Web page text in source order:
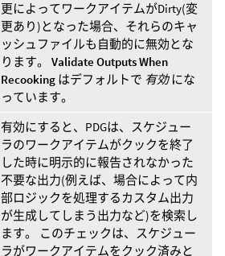
更によってワークアイテムがDirty(変
更あり)となった場合、それらのキャ
ッシュファイルも自動的に無効とな
ります。 Validate Outputs When
Recooking はデフォルトで 有効にな
っています。
有効にすると、PDGは、スケジュー
ラのワークアイテムがクックを終了
した時に明示的に報告されなかった
不要な出力(例えば、場合によって内
部ロジックを処理するカスタム出力
が生成してしまう出力など)を検索し
ます。 このチェックは、スケジュー
ラがワークアイテムをクック済みと